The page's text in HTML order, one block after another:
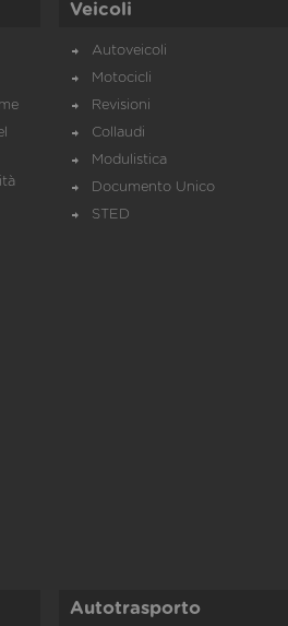
Veicoli
Autoveicoli
Motocicli
Revisioni
Collaudi
Modulistica
Documento Unico
STED
Autotrasporto